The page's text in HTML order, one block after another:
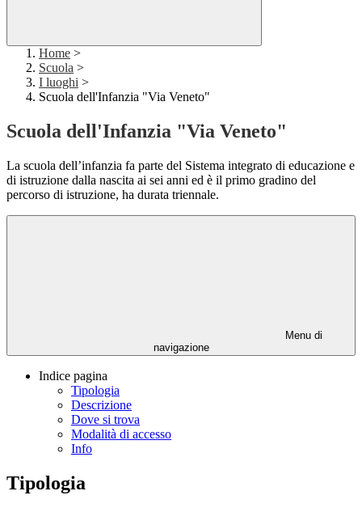
Home >
Scuola >
I luoghi >
Scuola dell'Infanzia "Via Veneto"
Scuola dell'Infanzia "Via Veneto"
La scuola dell’infanzia fa parte del Sistema integrato di educazione e
di istruzione dalla nascita ai sei anni ed è il primo gradino del
percorso di istruzione, ha durata triennale.
Menu di
navigazione
Indice pagina
Tipologia
Descrizione
Dove si trova
Modalità di accesso
Info
Tipologia